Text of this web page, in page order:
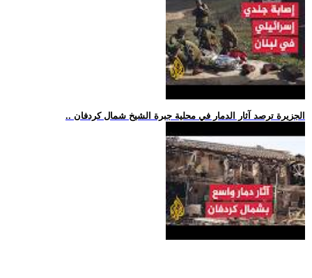
.. الجزيرة ترصد آثار الدمار في محلية جبرة الشيخ شمال كردفان